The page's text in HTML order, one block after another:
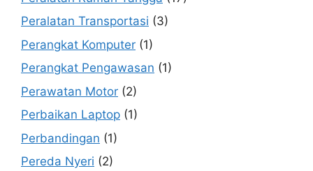
Peralatan Transportasi (3)
Perangkat Komputer (1)
Perangkat Pengawasan (1)
Perawatan Motor (2)
Perbaikan Laptop (1)
Perbandingan (1)
Pereda Nyeri (2)